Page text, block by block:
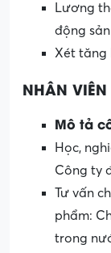
Lương
động
Xét tăng
NHÂN
Mô tả
Học,
Công ty
Tư vấn
phẩm:
trong